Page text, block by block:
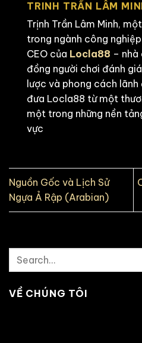
TRINH TRẦN LÂM
Trịnh Trần Lâm Minh,
trong ngành công
CEO của Locla88 –
đồng người chơi đánh
lược và phong cách
đưa Locla88 từ một
một trong những nền
vực
Nguồn Gốc và Lịch Sử
Ngựa Ả Rập (Arabian)
VỀ CHÚNG TÔI